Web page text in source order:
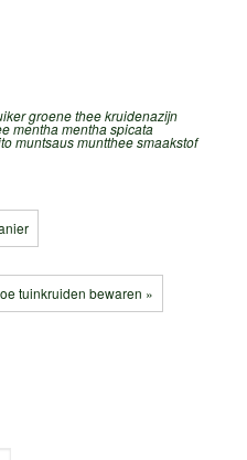
groene theekruidenazijn
menthamentha spicata
muntsausmunttheesmaakstof
tuinkruiden bewaren »